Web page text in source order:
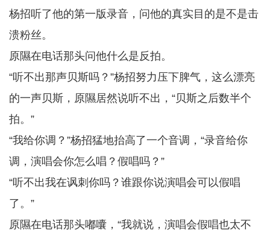
杨招听了他的第一版录音，问他的真实目的是不是击
溃粉丝。
原隰在电话那头问他什么是反拍。
“听不出那声贝斯吗？”杨招努力压下脾气，这么漂亮
的一声贝斯，原隰居然说听不出，“贝斯之后数半个
拍。”
“我给你调？”杨招猛地抬高了一个音调，“录音给你
调，演唱会你怎么唱？假唱吗？”
“听不出我在讽刺你吗？谁跟你说演唱会可以假唱
了。”
原隰在电话那头嘟囔，“我就说，演唱会假唱也太不